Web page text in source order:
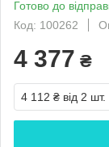
Готово до
Код: 100262
4 377 ₴
4 112 ₴ від 2 шт.